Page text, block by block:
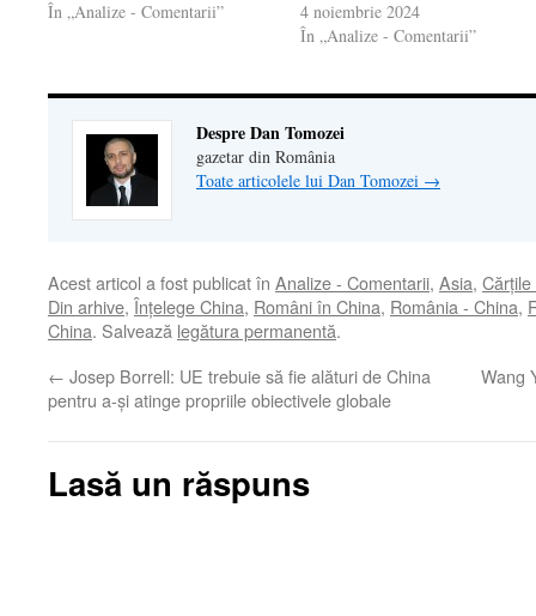
În „Analize - Comentarii”
4 noiembrie 2024
În „Analize - Comentarii”
Despre Dan Tomozei
gazetar din România
Toate articolele lui Dan Tomozei →
Acest articol a fost publicat în Analize - Comentarii, Asia,
Din arhive, Înţelege China, Români în China, România - China,
China. Salvează legătura permanentă.
← Josep Borrell: UE trebuie să fie alături de China
pentru a-și atinge propriile obiectivele globale
Wang
Lasă un răspuns